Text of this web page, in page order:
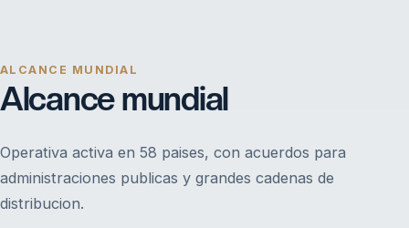
ALCANCE MUNDIAL
Alcance mundial
Operativa activa en 58 paises, con acuerdos para
administraciones publicas y grandes cadenas de
distribucion.